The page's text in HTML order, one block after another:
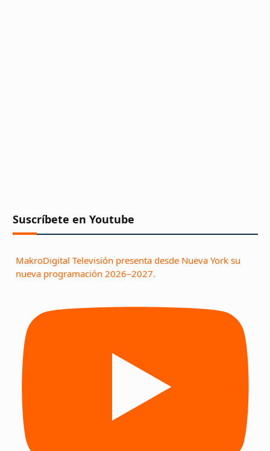
Suscríbete en Youtube
MakroDigital Televisión presenta desde Nueva York su
nueva programación 2026–2027.